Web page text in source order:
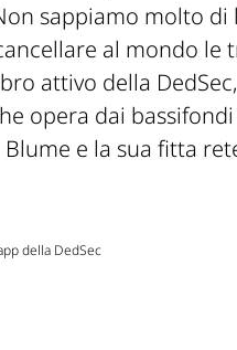
sappiamo molto di
al mondo le
attivo della
opera dai
e la sua fitta
della DedSec